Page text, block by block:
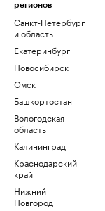
регионов
Санкт-Петербург
и область
Екатеринбург
Новосибирск
Омск
Башкортостан
Вологодская
область
Калининград
Краснодарский
край
Нижний
Новгород